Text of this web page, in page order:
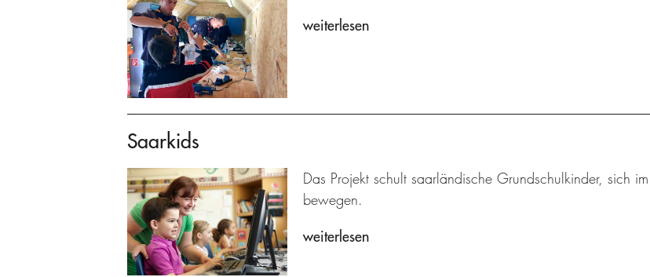
weiterlesen
Saarkids
Das Projekt schult saarländische Grundschulkinder, sich
bewegen.
weiterlesen